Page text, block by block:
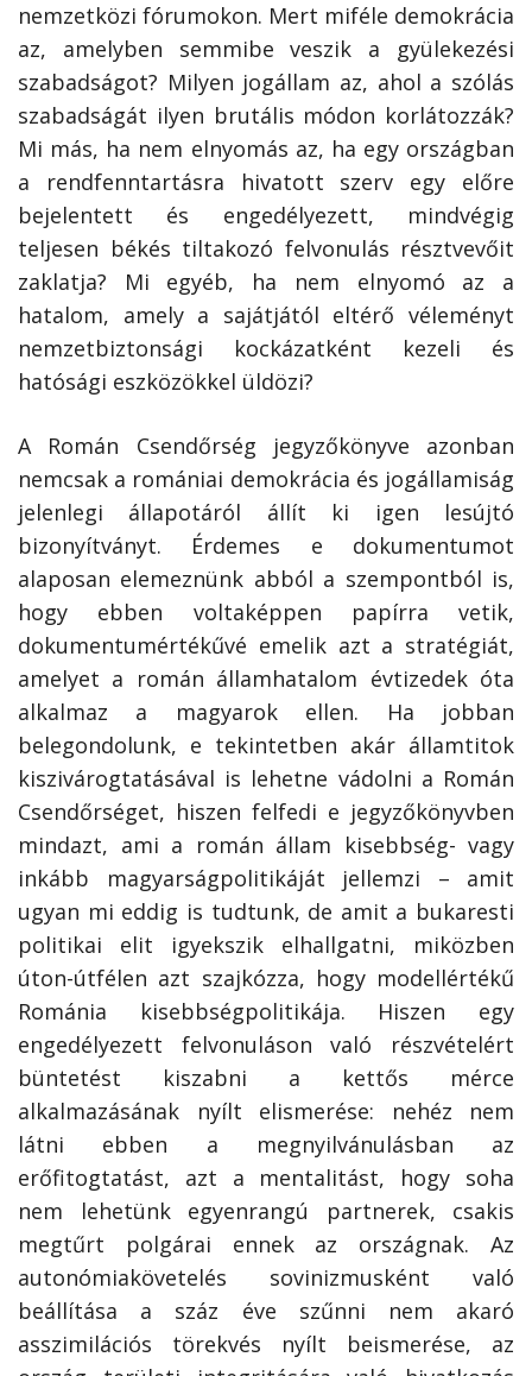
nemzetközi fórumokon. Mert miféle demokrácia
az, amelyben semmibe veszik a gyülekezési
szabadságot? Milyen jogállam az, ahol a szólás
szabadságát ilyen brutális módon korlátozzák?
Mi más, ha nem elnyomás az, ha egy országban
a rendfenntartásra hivatott szerv egy előre
bejelentett és engedélyezett, mindvégig
teljesen békés tiltakozó felvonulás résztvevőit
zaklatja? Mi egyéb, ha nem elnyomó az a
hatalom, amely a sajátjától eltérő véleményt
nemzetbiztonsági kockázatként kezeli és
hatósági eszközökkel üldözi?
A Román Csendőrség jegyzőkönyve azonban
nemcsak a romániai demokrácia és jogállamiság
jelenlegi állapotáról állít ki igen lesújtó
bizonyítványt. Érdemes e dokumentumot
alaposan elemeznünk abból a szempontból is,
hogy ebben voltaképpen papírra vetik,
dokumentum­értékűvé emelik azt a stratégiát,
amelyet a román államhatalom évtizedek óta
alkalmaz a magyarok ellen. Ha jobban
belegondolunk, e tekintetben akár államtitok
kiszivárogtatásával is lehetne vádolni a Román
Csendőrséget, hiszen felfedi e jegyzőkönyvben
mindazt, ami a román állam kisebbség- vagy
inkább magyarságpolitikáját jellemzi – amit
ugyan mi eddig is tudtunk, de amit a bukaresti
politikai elit igyekszik elhallgatni, miközben
úton-útfélen azt szajkózza, hogy modellértékű
Románia kisebbségpolitikája. Hiszen egy
engedélyezett felvonuláson való részvételért
büntetést kiszabni a kettős mérce
alkalmazásának nyílt elismerése: nehéz nem
látni ebben a megnyilvánulásban az
erőfitogtatást, azt a mentalitást, hogy soha
nem lehetünk egyenrangú partnerek, csakis
megtűrt polgárai ennek az országnak. Az
autonómiakövetelés sovinizmusként való
beállítása a száz éve szűnni nem akaró
asszimilációs törekvés nyílt beismerése, az